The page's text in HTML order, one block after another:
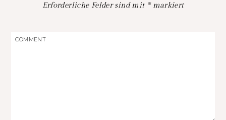
Erforderliche Felder sind mit *markiert